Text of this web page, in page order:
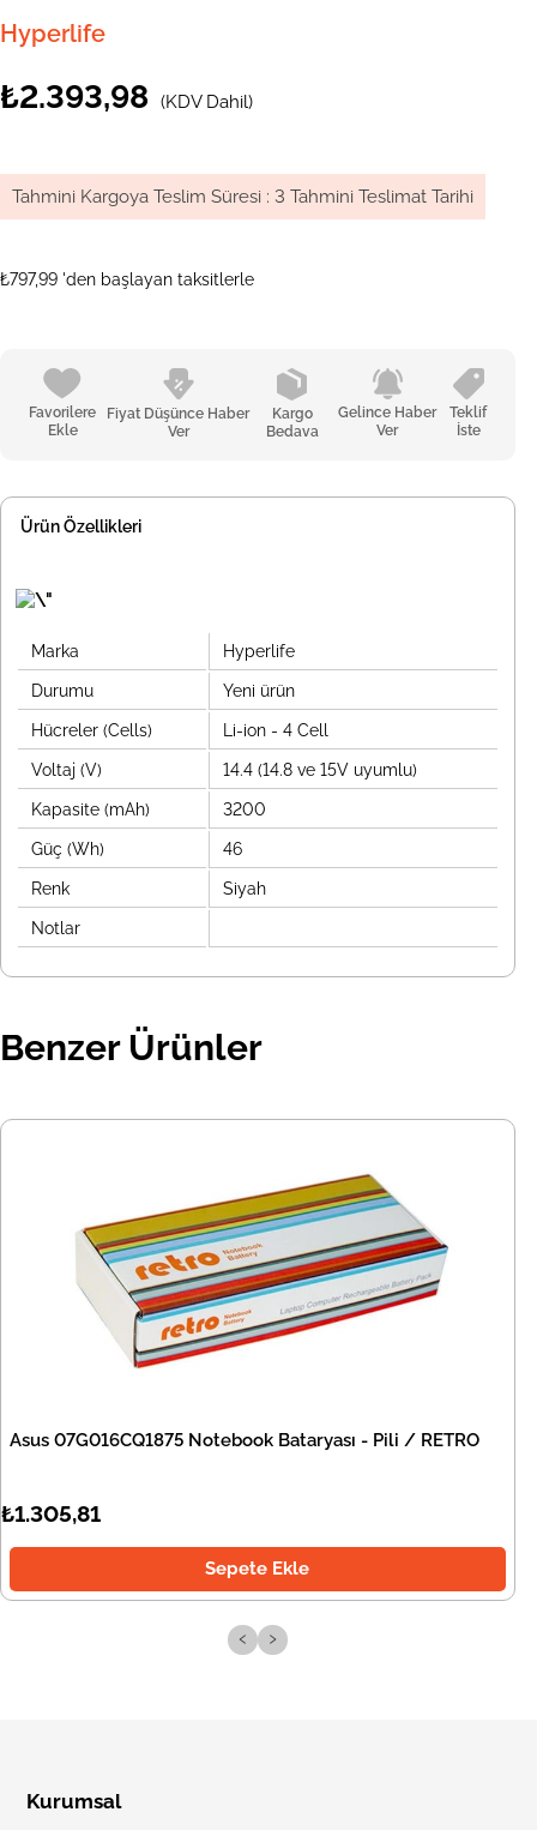
Hyperlife
₺2.393,98 (KDV Dahil)
Tahmini Kargoya Teslim Süresi : 3 Tahmini Teslimat Tarihi
₺797,99 'den başlayan taksitlerle
Favorilere
Ekle
Fiyat Düşünce Haber
Ver
Kargo
Bedava
Gelince Haber
Ver
Teklif
İste
Ürün Özellikleri
Marka Hyperlife
Durumu Yeni ürün
Hücreler (Cells) Li-ion - 4 Cell
Voltaj (V) 14.4 (14.8 ve 15V uyumlu)
Kapasite (mAh) 3200
Güç (Wh) 46
Renk Siyah
Notlar
Benzer Ürünler
Asus 07G016CQ1875 Notebook Bataryası - Pili / RETRO
₺1.305,81
Sepete Ekle
‹ ›
Kurumsal